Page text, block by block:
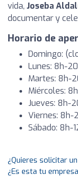
vida, Joseba
documentar y
Horario de
Domingo:
Lunes: 8h-
Martes: 8h-
Miércoles:
Jueves: 8h-
Viernes: 8h-
Sábado: 8h-
¿Quieres solicitar
¿Es esta tu